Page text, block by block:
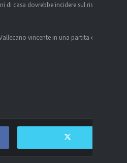
di casa dovrebbe incidere sul risultato
vincente in una partita con